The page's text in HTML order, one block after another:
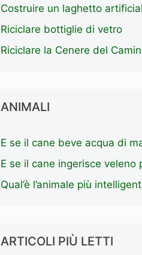
Costruire un laghetto
Riciclare bottiglie di vetro
Riciclare la Cenere del
ANIMALI
E se il cane beve acqua di
E se il cane ingerisce veleno
Qual’è l’animale più
ARTICOLI PIÙ LETTI